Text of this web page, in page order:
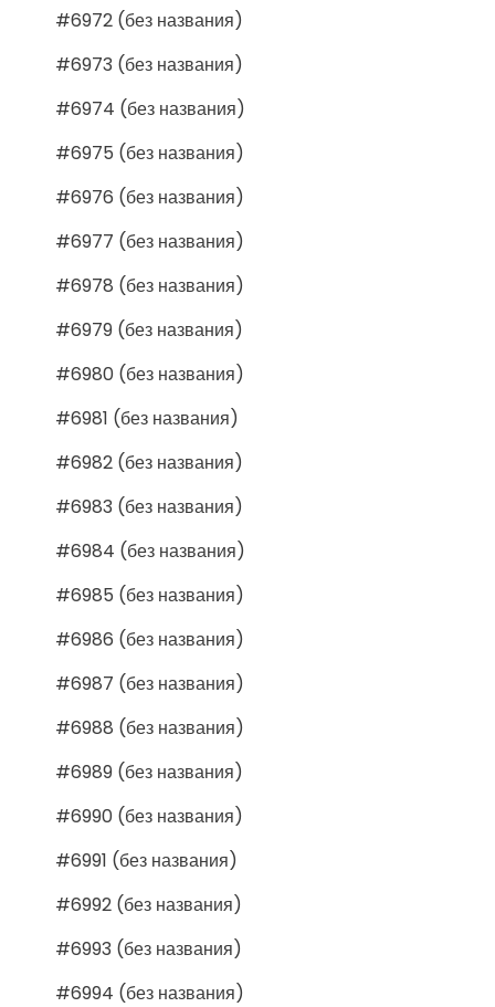
#6972 (без названия)
#6973 (без названия)
#6974 (без названия)
#6975 (без названия)
#6976 (без названия)
#6977 (без названия)
#6978 (без названия)
#6979 (без названия)
#6980 (без названия)
#6981 (без названия)
#6982 (без названия)
#6983 (без названия)
#6984 (без названия)
#6985 (без названия)
#6986 (без названия)
#6987 (без названия)
#6988 (без названия)
#6989 (без названия)
#6990 (без названия)
#6991 (без названия)
#6992 (без названия)
#6993 (без названия)
#6994 (без названия)